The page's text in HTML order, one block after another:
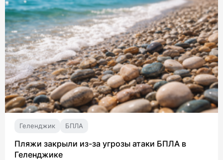
Геленджик БПЛА
Пляжи закрыли из-за угрозы атаки БПЛА в
Геленджике